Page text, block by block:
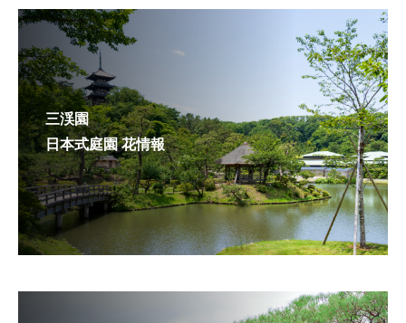
三渓園
日本式庭園 花情報